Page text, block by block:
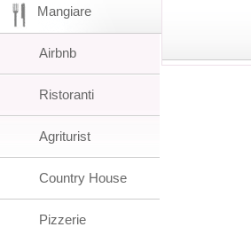
Mangiare
Airbnb
Ristoranti
Agriturist
Country House
Pizzerie